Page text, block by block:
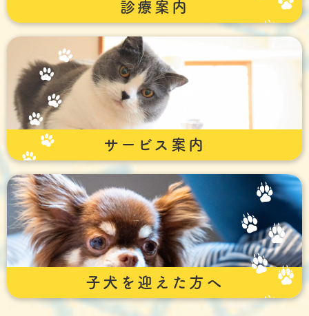
診療案内
サービス案内
子犬を迎えた方へ